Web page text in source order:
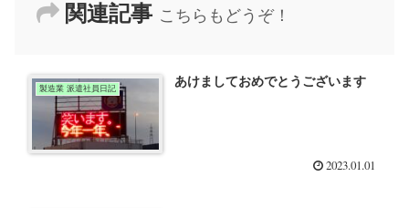
関連記事 こちらもどうぞ！
製造業 派遣社員日記 あけましておめでとうございます
2023.01.01